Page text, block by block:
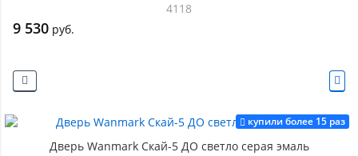
4118
9 530 руб.
купили более 15 раз
Дверь Wanmark Скай-5 ДО светло серая эмаль